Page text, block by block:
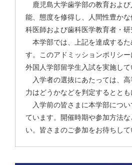
鹿児島大学歯学部の教育およ
能、態度を修得し、人間性豊か
科医師および歯科医学教育者・研
本学部では、上記を達成する
す。このアドミッションポリシ
外国人学部留学生入試を実施して
入学者の選抜にあたっては、
力はどうかなどを判定するとと
入学前の皆さまに本学部につ
ています。開催時期や参加方法
い。皆さまのご参加をお待ちして